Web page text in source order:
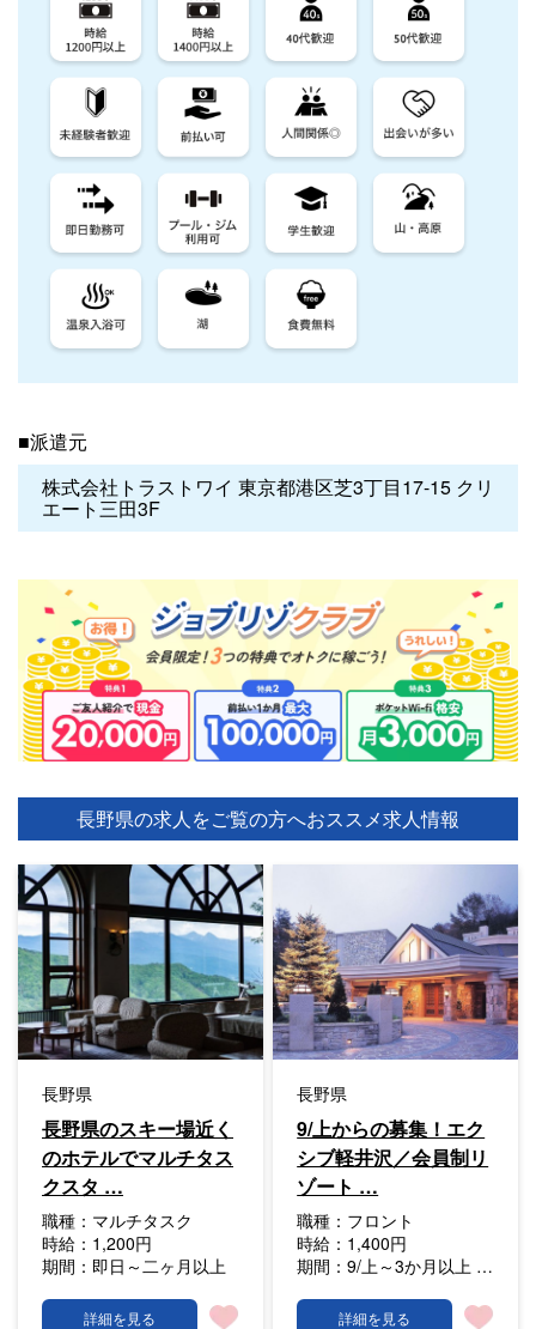
■派遣元
株式会社トラストワイ 東京都港区芝3丁目17-15 クリ
エート三田3F
長野県の求人をご覧の方へおススメ求人情報
長野県
長野県のスキー場近く
のホテルでマルチタス
クスタ …
職種： マルチタスク
時給： 1,200円
期間： 即日～二ヶ月以上
詳細を見る
長野県
9/上からの募集！エク
シブ軽井沢／会員制リ
ゾート …
職種： フロント
時給： 1,400円
期間：9/上～3か月以上 …
詳細を見る